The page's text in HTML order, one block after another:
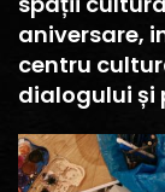
aniversare,
centru
dialogului și